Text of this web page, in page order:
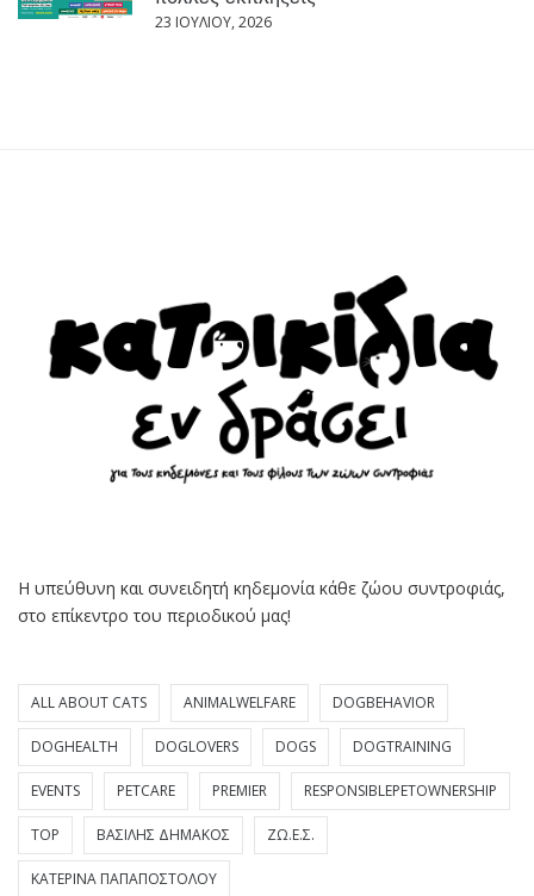
23 ΙΟΥΛΊΟΥ, 2026
Η υπεύθυνη και συνειδητή κηδεμονία κάθε ζώου συντροφιάς,
στο επίκεντρο του περιοδικού μας!
ALL ABOUT CATS ANIMALWELFARE DOGBEHAVIOR
DOGHEALTH DOGLOVERS DOGS DOGTRAINING
EVENTS PETCARE PREMIER RESPONSIBLEPETOWNERSHIP
TOP ΒΑΣΊΛΗΣ ΔΗΜΆΚΟΣ ΖΩ.Ε.Σ.
ΚΑΤΕΡΊΝΑ ΠΑΠΑΠΟΣΤΌΛΟΥ